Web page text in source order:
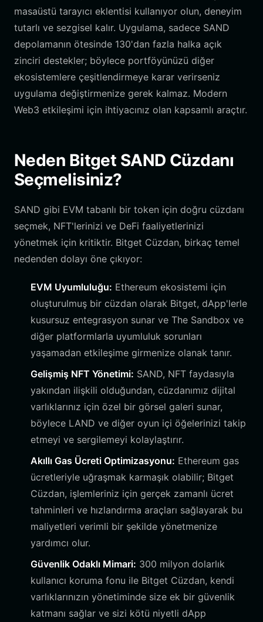
masaüstü tarayıcı eklentisi kullanıyor olun, deneyim
tutarlı ve sezgisel kalır. Uygulama, sadece SAND
depolamanın ötesinde 130'dan fazla halka açık
zinciri destekler; böylece portföyünüzü diğer
ekosistemlere çeşitlendirmeye karar verirseniz
uygulama değiştirmenize gerek kalmaz. Modern
Web3 etkileşimi için ihtiyacınız olan kapsamlı araçtır.
Neden Bitget SAND Cüzdanı
Seçmelisiniz?
SAND gibi EVM tabanlı bir token için doğru cüzdanı
seçmek, NFT'lerinizi ve DeFi faaliyetlerinizi
yönetmek için kritiktir. Bitget Cüzdan, birkaç temel
nedenden dolayı öne çıkıyor:
EVM Uyumluluğu: Ethereum ekosistemi için
oluşturulmuş bir cüzdan olarak Bitget, dApp'lerle
kusursuz entegrasyon sunar ve The Sandbox ve
diğer platformlarla uyumluluk sorunları
yaşamadan etkileşime girmenize olanak tanır.
Gelişmiş NFT Yönetimi: SAND, NFT faydasıyla
yakından ilişkili olduğundan, cüzdanımız dijital
varlıklarınız için özel bir görsel galeri sunar,
böylece LAND ve diğer oyun içi öğelerinizi takip
etmeyi ve sergilemeyi kolaylaştırır.
Akıllı Gas Ücreti Optimizasyonu: Ethereum gas
ücretleriyle uğraşmak karmaşık olabilir; Bitget
Cüzdan, işlemleriniz için gerçek zamanlı ücret
tahminleri ve hızlandırma araçları sağlayarak bu
maliyetleri verimli bir şekilde yönetmenize
yardımcı olur.
Güvenlik Odaklı Mimari: 300 milyon dolarlık
kullanıcı koruma fonu ile Bitget Cüzdan, kendi
varlıklarınızın yönetiminde size ek bir güvenlik
katmanı sağlar ve sizi kötü niyetli dApp